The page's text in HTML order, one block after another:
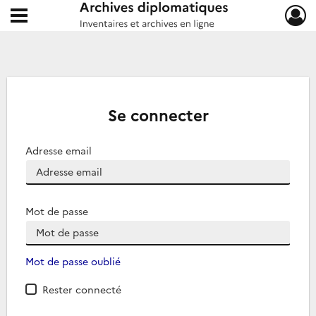
Archives diplomatiques
Ouvrir le menu déroulant
Se connecter
Adresse email
Mot de passe
Mot de passe oublié
Rester connecté